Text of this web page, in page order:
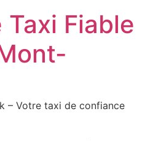
Fiable
– Votre taxi de confiance